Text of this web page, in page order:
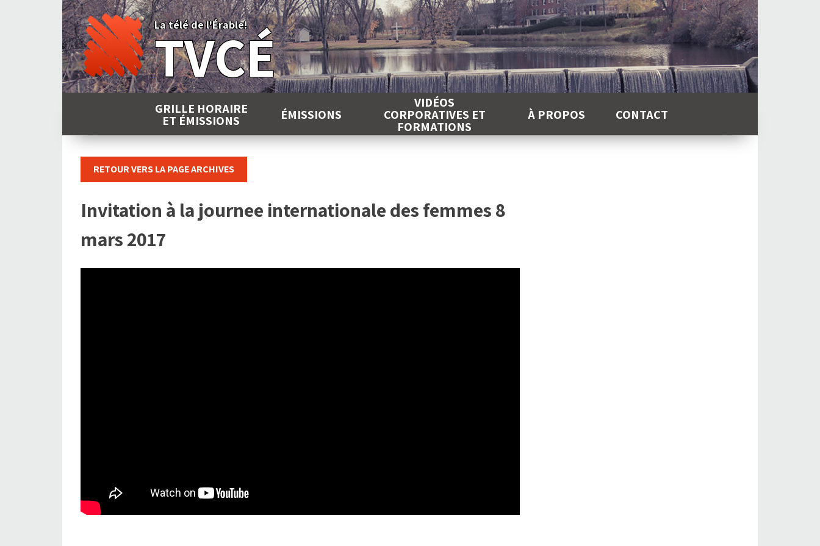
La télé de l'Érable!
TVCÉ
GRILLE HORAIRE
ET ÉMISSIONS ÉMISSIONS
VIDÉOS
CORPORATIVES ET
FORMATIONS
À PROPOS CONTACT
RETOUR VERS LA PAGE ARCHIVES
Invitation à la journee internationale des femmes 8
mars 2017